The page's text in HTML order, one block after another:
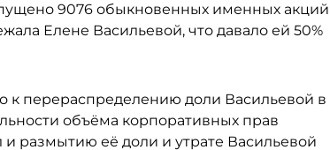
9076 обыкновенных именных акций
Елене Васильевой, что давало ей 50%
к перераспределению доли Васильевой в
объёма корпоративных прав
и размытию её доли и утрате Васильевой